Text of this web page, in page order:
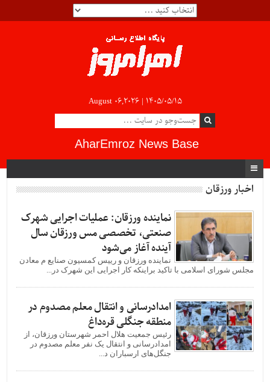
August 06,2026 | ۱۴۰۵/۰۵/۱۵
AharEmroz News Base
اخبار ورزقان
نماینده ورزقان: عملیات اجرایی شهرک
صنعتی، تخصصی مس ورزقان سال
آینده آغاز می‌شود
نماینده ورزقان و رییس کمسیون صنایع م معادن
مجلس شورای اسلامی با تاکید براینکه کار اجرایی این شهرک در...
امدادرسانی و انتقال معلم مصدوم در
منطقه جنگلی قره‌داغ
رئیس جمعیت هلال احمر شهرستان ورزقان، از
امدادرسانی و انتقال یک نفر معلم مصدوم در
جنگل‌های ارسباران د...